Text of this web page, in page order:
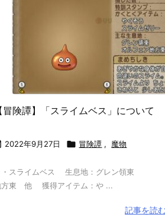
【冒険譚】「スライムベス」について
2022年9月27日  冒険譚 , 魔物
スライムベス 生息地：グレン領東
方東 他 獲得アイテム：や ...
記事を読む